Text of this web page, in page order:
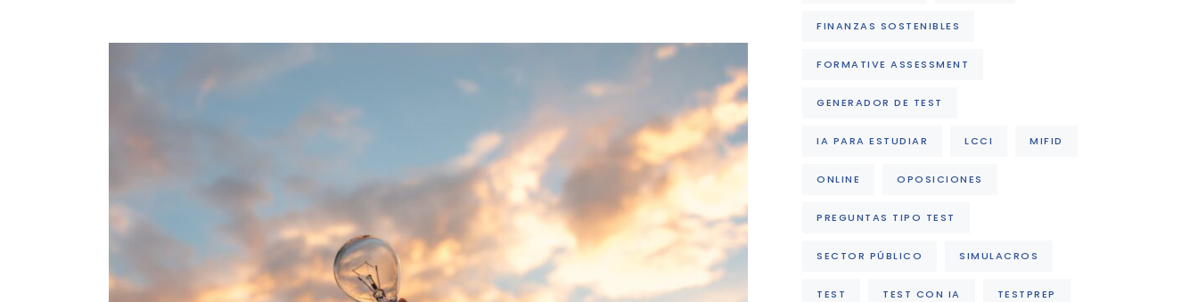
FINANZAS SOSTENIBLES
FORMATIVE ASSESSMENT
GENERADOR DE TEST
IA PARA ESTUDIAR LCCI MIFID
ONLINE OPOSICIONES
PREGUNTAS TIPO TEST
SECTOR PÚBLICO SIMULACROS
TEST TEST CON IA TESTPREP